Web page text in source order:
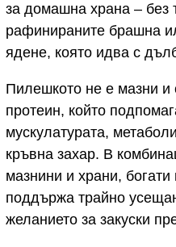
за домашна храна – без
рафинираните брашна
ядене, която идва с
Пилешкото не е мазни и
протеин, който
мускулатурата,
кръвна захар. В
мазнини и храни,
поддържа трайно
желанието за закуски